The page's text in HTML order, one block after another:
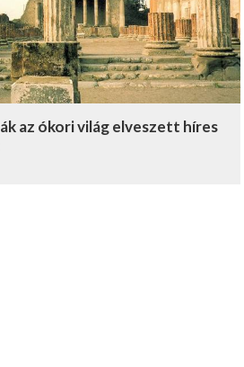
az ókori világ elveszett híres